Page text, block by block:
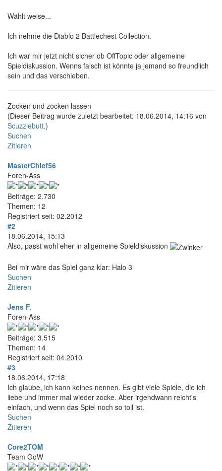
Wählt weise...
Ich nehme die Diablo 2 Battlechest Collection.
Ich war mir jetzt nicht sicher ob OffTopic oder allgemeine
Spieldiskussion. Wenns falsch ist könnte ja jemand so freundlich
sein und das verschieben.
Zocken und zocken lassen
(Dieser Beitrag wurde zuletzt bearbeitet: 18.06.2014, 14:16 von
Scuzzlebutt.)
Suchen
Zitieren
MasterChief56
Foren-Ass
Beiträge: 2.730
Themen: 12
Registriert seit: 02.2012
#2
18.06.2014, 15:13
Also, passt wohl eher in allgemeine Spieldiskussion
Bei mir wäre das Spiel ganz klar: Halo 3
Suchen
Zitieren
Jens F.
Foren-Ass
Beiträge: 3.515
Themen: 14
Registriert seit: 04.2010
#3
18.06.2014, 17:18
Ich glaube, ich kann keines nennen. Es gibt viele Spiele, die ich
liebe und immer mal wieder zocke. Aber irgendwann reicht's
einfach, und wenn das Spiel noch so toll ist.
Suchen
Zitieren
Core2TOM
Team GoW